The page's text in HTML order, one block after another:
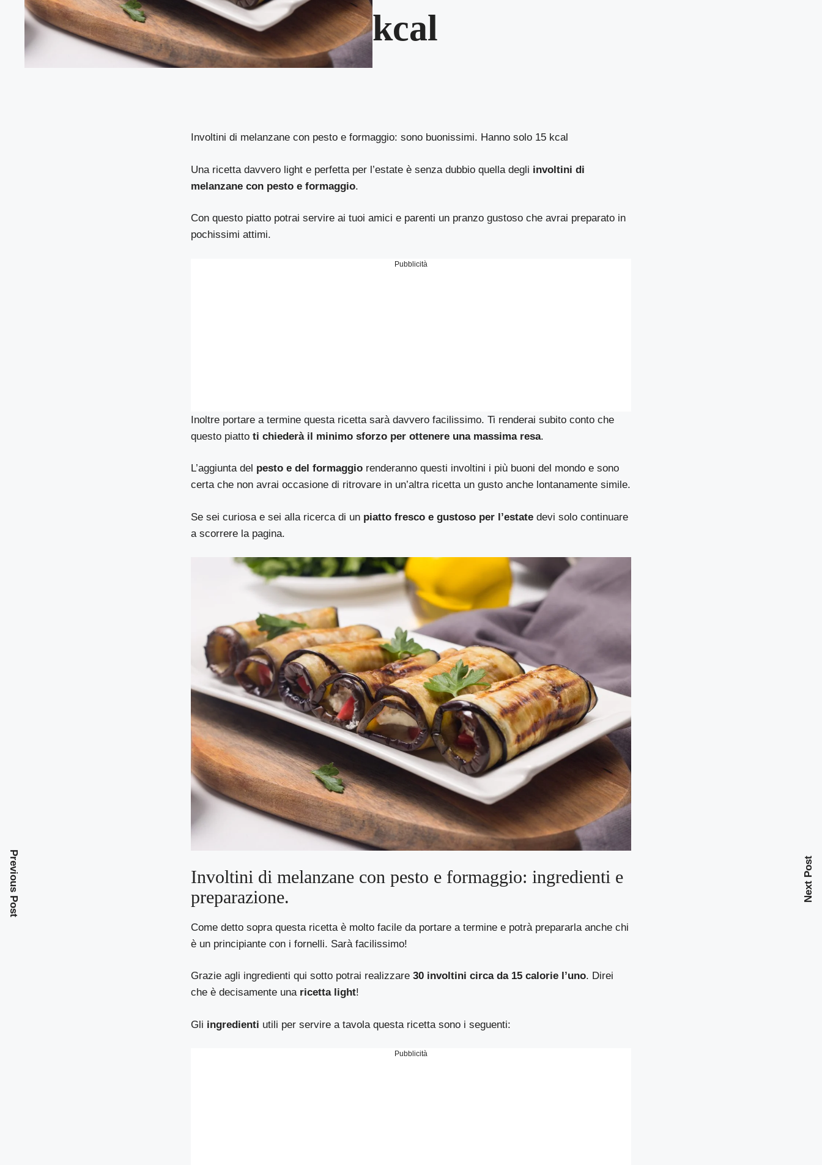
kcal
Involtini di melanzane con pesto e formaggio: sono buonissimi. Hanno solo 15 kcal
Una ricetta davvero light e perfetta per l’estate è senza dubbio quella degli involtini di
melanzane con pesto e formaggio.
Con questo piatto potrai servire ai tuoi amici e parenti un pranzo gustoso che avrai preparato in
pochissimi attimi.
Pubblicità
Inoltre portare a termine questa ricetta sarà davvero facilissimo. Ti renderai subito conto che
questo piatto ti chiederà il minimo sforzo per ottenere una massima resa.
L’aggiunta del pesto e del formaggio renderanno questi involtini i più buoni del mondo e sono
certa che non avrai occasione di ritrovare in un’altra ricetta un gusto anche lontanamente simile.
Se sei curiosa e sei alla ricerca di un piatto fresco e gustoso per l’estate devi solo continuare
a scorrere la pagina.
Involtini di melanzane con pesto e formaggio: ingredienti e
preparazione.
Come detto sopra questa ricetta è molto facile da portare a termine e potrà prepararla anche chi
è un principiante con i fornelli. Sarà facilissimo!
Grazie agli ingredienti qui sotto potrai realizzare 30 involtini circa da 15 calorie l’uno. Direi
che è decisamente una ricetta light!
Gli ingredienti utili per servire a tavola questa ricetta sono i seguenti:
Pubblicità
Previous Post Next Post